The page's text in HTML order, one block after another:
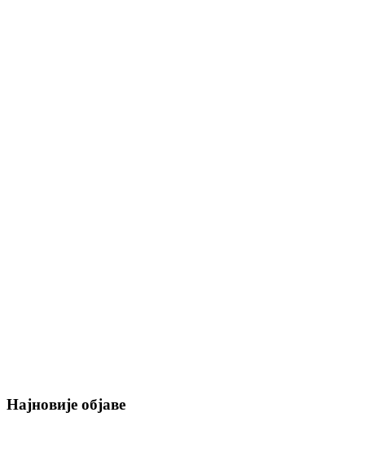
Најновије објаве